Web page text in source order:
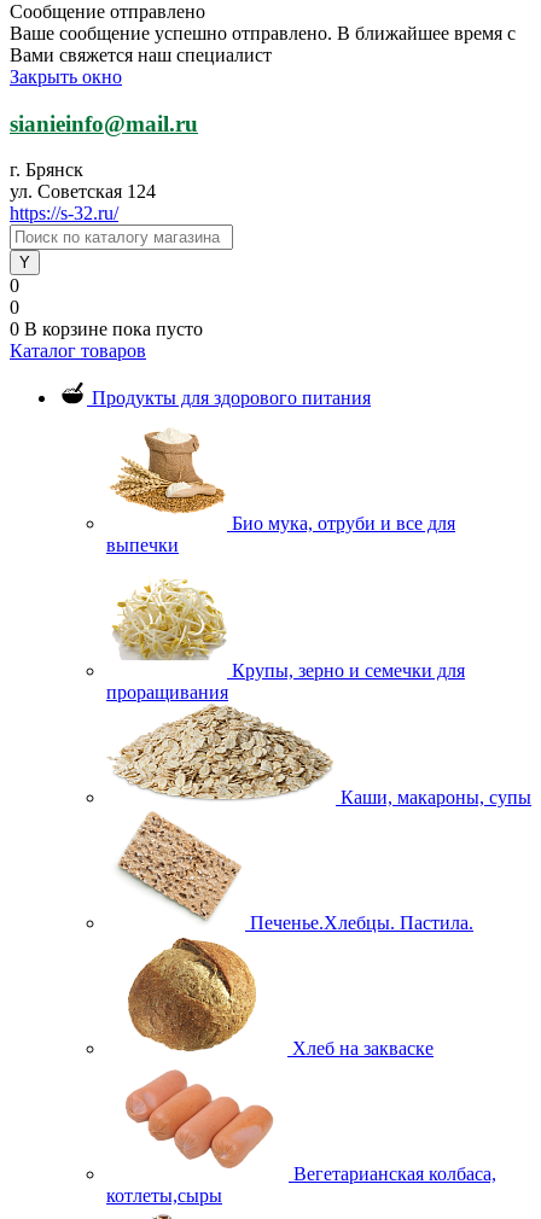
Сообщение отправлено
Ваше сообщение успешно отправлено. В ближайшее время с
Вами свяжется наш специалист
Закрыть окно
sianieinfo@mail.ru
г. Брянск
ул. Советская 124
https://s-32.ru/
0
0
0 В корзине пока пусто
Каталог товаров
Продукты для здорового питания
Био мука, отруби и все для
выпечки
Крупы, зерно и семечки для
проращивания
Каши, макароны, супы
Печенье.Хлебцы. Пастила.
Хлеб на закваске
Вегетарианская колбаса,
котлеты,сыры